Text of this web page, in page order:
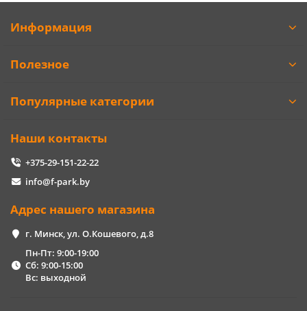
Информация
Полезное
Популярные категории
Наши контакты
+375-29-151-22-22
info@f-park.by
Адрес нашего магазина
г. Минск, ул. О.Кошевого, д.8
Пн-Пт: 9:00-19:00
Сб: 9:00-15:00
Вс: выходной